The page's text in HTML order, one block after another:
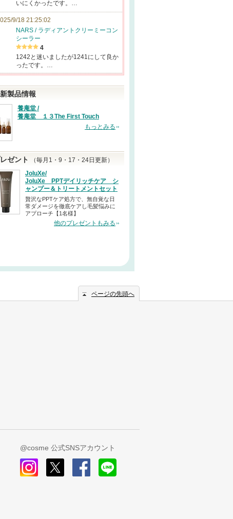
いにくかったです。…
9/18 21:25:02
NARS / ラディアントクリーミーコン
シーラー
4
1242と迷いましたが1241にして良か
ったです。…
製品情報
養庵堂 /
養庵堂 １３The First Touch
もっとみる
ゼント
（毎月1・9・17・24日更新）
JoluXe/
JoluXe PPTデイリッチケア シ
ャンプー＆トリートメントセット
贅沢なPPTケア処方で、無自覚な日
常ダメージを徹底ケアし毛髪悩みに
アプローチ【1名様】
他のプレゼントもみる
ページの先頭へ
@cosme 公式SNSアカウント